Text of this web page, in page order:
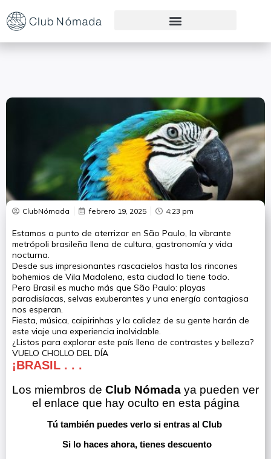
ClubNómada febrero 19, 2025 4:23 pm
Estamos a punto de aterrizar en São Paulo, la vibrante
metrópoli brasileña llena de cultura, gastronomía y vida
nocturna.
Desde sus impresionantes rascacielos hasta los rincones
bohemios de Vila Madalena, esta ciudad lo tiene todo.
Pero Brasil es mucho más que São Paulo: playas
paradisíacas, selvas exuberantes y una energía contagiosa
nos esperan.
Fiesta, música, caipirinhas y la calidez de su gente harán de
este viaje una experiencia inolvidable.
¿Listos para explorar este país lleno de contrastes y belleza?
VUELO CHOLLO DEL DÍA
¡BRASIL . . .
Los miembros de Club Nómada ya pueden ver
el enlace que hay oculto en esta página
Tú también puedes verlo si entras al Club
Si lo haces ahora, tienes descuento